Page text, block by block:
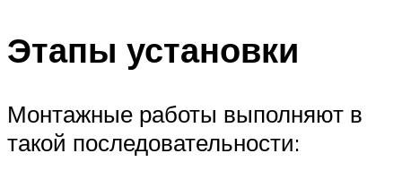
Этапы установки
Монтажные работы выполняют в
такой последовательности: